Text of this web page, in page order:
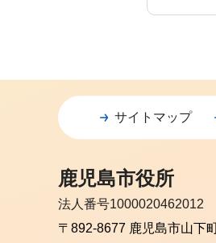
サイトマップ
鹿児島市役所
法人番号1000020462012
〒892-8677 鹿児島市山下